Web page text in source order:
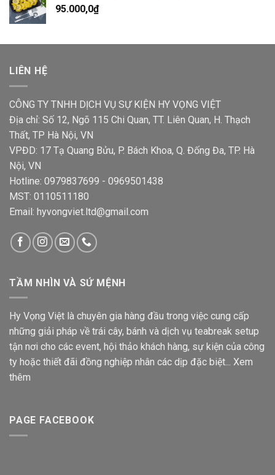
95.000,0₫
LIÊN HỆ
CÔNG TY TNHH DỊCH VỤ SỰ KIỆN HY VỌNG VIỆT
Địa chỉ: Số 12, Ngõ 115 Chi Quan, TT. Liên Quan, H. Thạch
Thất, TP Hà Nội, VN
VPĐD: 17 Tạ Quang Bửu, P. Bách Khoa, Q. Đống Đa, TP. Hà
Nội, VN
Hotline: 0979837699 - 0969501438
MST: 0110511180
Email: hyvongviet.ltd@gmail.com
TẦM NHÌN VÀ SỨ MỆNH
Hy Vọng Việt là chuyên gia hàng đầu trong việc cung cấp
những giải pháp về trái cây, bánh và dịch vụ teabreak setup
tận nơi cho các event, hội thảo khách hàng, sự kiện của công
ty hoặc thiết đãi đồng nghiệp nhân các dịp đặc biệt... Xem
thêm
PAGE FACEBOOK